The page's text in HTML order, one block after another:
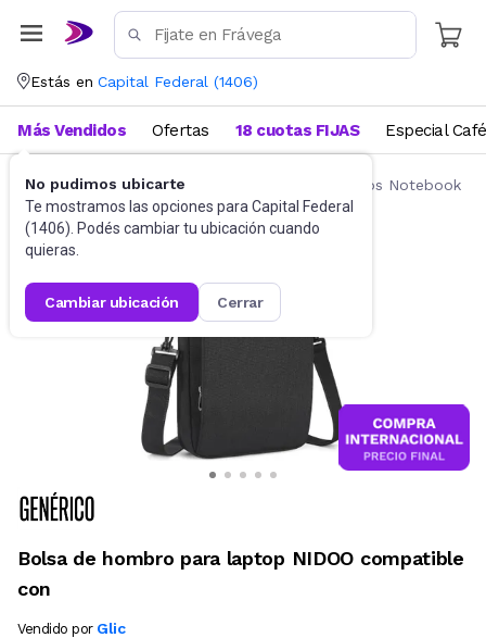
Estás en Capital Federal (1406)
No pudimos ubicarte
Te mostramos las opciones para Capital Federal
(1406). Podés cambiar tu ubicación cuando
quieras.
cambiar ubicación cerrar
Más Vendidos Ofertas 18 cuotas FIJAS Especial Café
Accesorios de Informática Mochilas y Bolsos Notebook
Bolsa de hombro para laptop NIDOO compatible
con
Vendido por Glic